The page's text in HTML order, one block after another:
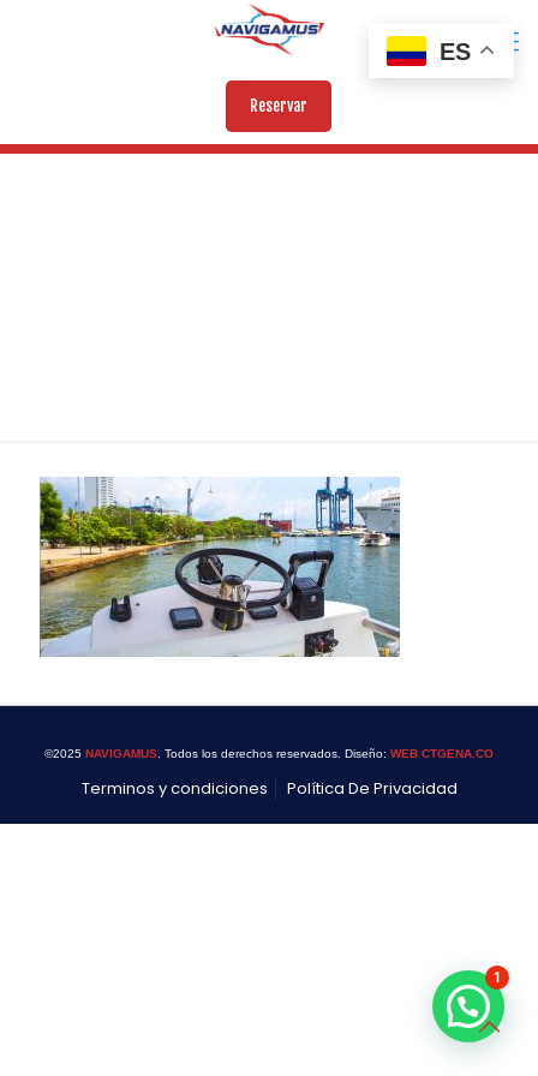
Reservar
©2025 NAVIGAMUS . Todos los derechos reservados. Diseño: WEB CTGENA.CO
Terminos y condiciones Política De Privacidad
ES
1